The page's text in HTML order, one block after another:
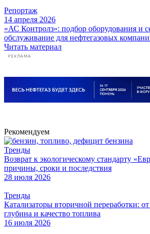
Репортаж
14 апреля 2026
«АС Контролз»: подбор оборудования и
обслуживание для нефтегазовых
Читать материал
РЕКЛАМА
Рекомендуем
Тренды
Возврат к экологическому стандарту
причины, сроки и последствия
28 июля 2026
Тренды
Катализаторы вторичной переработки: от
глубина и качество топлива
16 июля 2026